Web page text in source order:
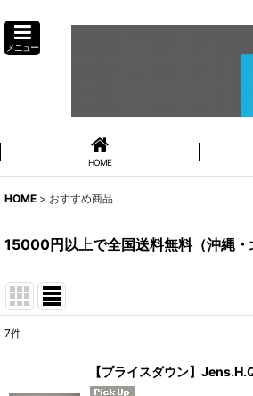
メニュー
HOME
HOME > おすすめ商品
15000円以上で全国送料無料（沖縄・
7件
【プライスダウン】